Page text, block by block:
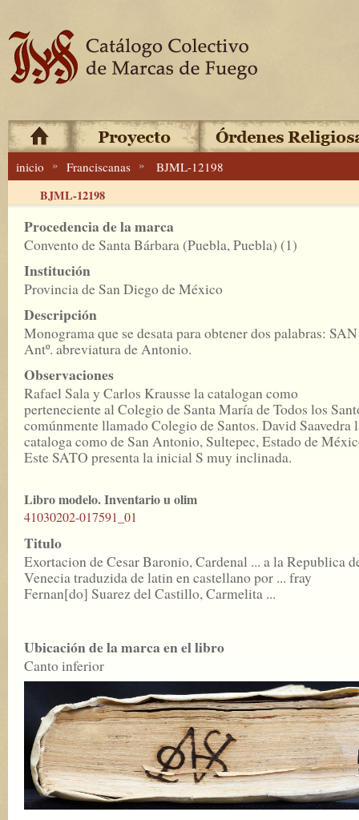
inicio » Franciscanas » BJML-12198
BJML-12198
Procedencia de la marca
Convento de Santa Bárbara (Puebla, Puebla) (1)
Institución
Provincia de San Diego de México
Descripción
Monograma que se desata para obtener dos palabras:
Antº. abreviatura de Antonio.
Observaciones
Rafael Sala y Carlos Krausse la catalogan como
perteneciente al Colegio de Santa María de Todos los
comúnmente llamado Colegio de Santos. David Saavedra
cataloga como de San Antonio, Sultepec, Estado de
Este SATO presenta la inicial S muy inclinada.
Libro modelo. Inventario u olim
41030202-017591_01
Titulo
Exortacion de Cesar Baronio, Cardenal ... a la Republica
Venecia traduzida de latin en castellano por ... fray
Fernan[do] Suarez del Castillo, Carmelita ...
Ubicación de la marca en el libro
Canto inferior